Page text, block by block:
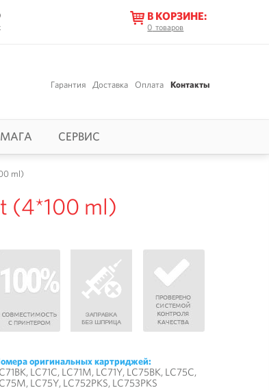
В КОРЗИНЕ:
0 товаров
Гарантия Доставка Оплата Контакты
СЕРВИС
ml)
(4*100 ml)
оригинальных картриджей:
LC71C, LC71M, LC71Y, LC75BK, LC75C,
LC75Y, LC752PKS, LC753PKS